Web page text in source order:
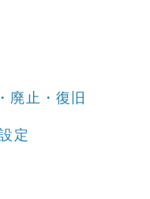
廃止・復旧
定